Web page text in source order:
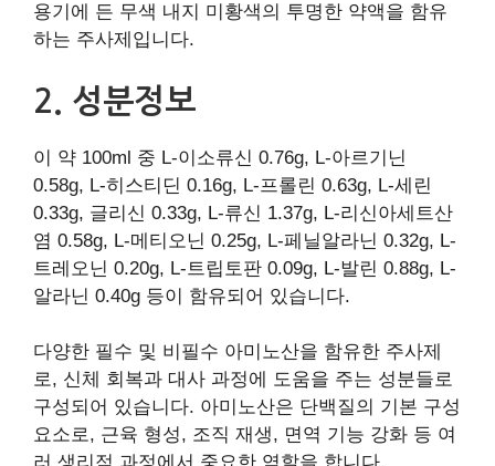
용기에 든 무색 내지 미황색의 투명한 약액을 함유
하는 주사제입니다.
2. 성분정보
이 약 100ml 중 L-이소류신 0.76g, L-아르기닌
0.58g, L-히스티딘 0.16g, L-프롤린 0.63g, L-세린
0.33g, 글리신 0.33g, L-류신 1.37g, L-리신아세트산
염 0.58g, L-메티오닌 0.25g, L-페닐알라닌 0.32g, L-
트레오닌 0.20g, L-트립토판 0.09g, L-발린 0.88g, L-
알라닌 0.40g 등이 함유되어 있습니다.
다양한 필수 및 비필수 아미노산을 함유한 주사제
로, 신체 회복과 대사 과정에 도움을 주는 성분들로
구성되어 있습니다. 아미노산은 단백질의 기본 구성
요소로, 근육 형성, 조직 재생, 면역 기능 강화 등 여